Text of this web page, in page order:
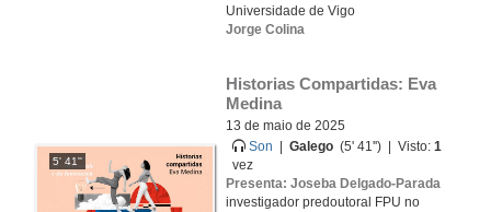
Universidade de Vigo
Jorge Colina
5' 41''
Historias Compartidas: Eva
Medina
13 de maio de 2025
Son
|Galego (5' 41'') | Visto:1
vez
Presenta: Joseba Delgado-Parada
investigador predoutoral FPU no